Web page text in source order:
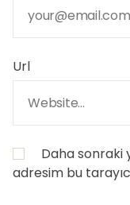
Url
Daha sonraki
adresim bu